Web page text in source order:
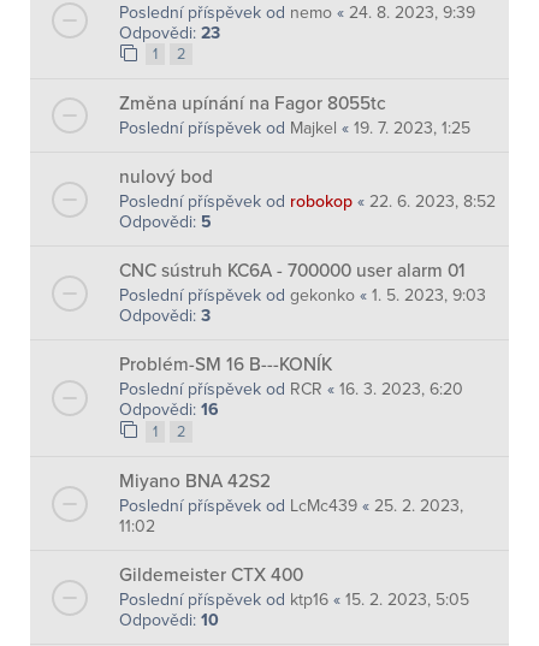
Poslední příspěvek od nemo « 24. 8. 2023, 9:39
Odpovědi: 23
1 2
Změna upínání na Fagor 8055tc
Poslední příspěvek od Majkel « 19. 7. 2023, 1:25
nulový bod
Poslední příspěvek od robokop « 22. 6. 2023, 8:52
Odpovědi: 5
CNC sústruh KC6A - 700000 user alarm 01
Poslední příspěvek od gekonko « 1. 5. 2023, 9:03
Odpovědi: 3
Problém-SM 16 B---KONÍK
Poslední příspěvek od RCR « 16. 3. 2023, 6:20
Odpovědi: 16
1 2
Miyano BNA 42S2
Poslední příspěvek od LcMc439 « 25. 2. 2023,
11:02
Gildemeister CTX 400
Poslední příspěvek od ktp16 « 15. 2. 2023, 5:05
Odpovědi: 10